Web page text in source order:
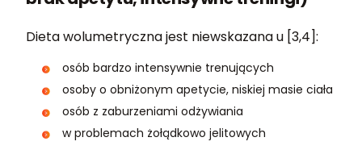
Dieta wolumetryczna jest niewskazana u [3,4]:
osób bardzo intensywnie trenujących
osoby o obniżonym apetycie, niskiej masie ciała
osób z zaburzeniami odżywiania
w problemach żołądkowo jelitowych